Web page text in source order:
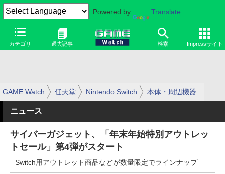
Powered by Translate
カテゴリ 過去記事 検索 Impressサイト
GAME Watch 任天堂 Nintendo Switch 本体・周辺機器
ニュース
サイバーガジェット、「年末年始特別アウトレッ
トセール」第4弾がスタート
Switch用アウトレット商品などが数量限定でラインナップ